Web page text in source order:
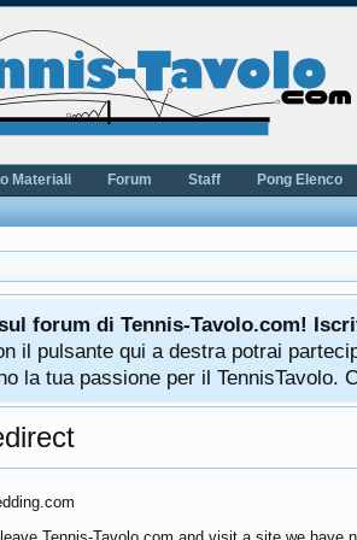
forum di Tennis-Tavolo.com!
il pulsante qui a destra potrai
la tua passione per il TennisTavolo.
Materiali Forum Staff Pong Elenco